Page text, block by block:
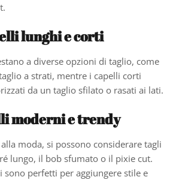
lunghi e corti
a diverse opzioni di taglio, come
a strati, mentre i capelli corti
da un taglio sfilato o rasati ai lati.
moderni e trendy
moda, si possono considerare tagli
lungo, il bob sfumato o il pixie cut.
sono perfetti per aggiungere stile e